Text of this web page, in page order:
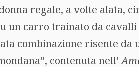
regale, a volte alata,
un carro trainato da
combinazione risente
contenuta nell’